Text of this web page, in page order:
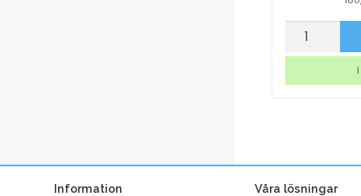
2x125mic
Information
Våra lösningar